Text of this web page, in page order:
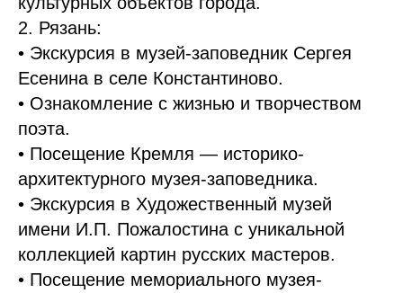
2. Рязань:
• Экскурсия в музей-заповедник Сергея
Есенина в селе Константиново.
• Ознакомление с жизнью и творчеством
поэта.
• Посещение Кремля — историко-
архитектурного музея-заповедника.
• Экскурсия в Художественный музей
имени И.П. Пожалостина с уникальной
коллекцией картин русских мастеров.
• Посещение мемориального музея-